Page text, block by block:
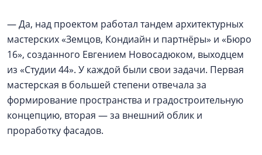
— Да, над проектом работал тандем архитектурных
мастерских «Земцов, Кондиайн и партнёры» и «Бюро
16», созданного Евгением Новосадюком, выходцем
из «Студии 44». У каждой были свои задачи. Первая
мастерская в большей степени отвечала за
формирование пространства и градостроительную
концепцию, вторая — за внешний облик и
проработку фасадов.